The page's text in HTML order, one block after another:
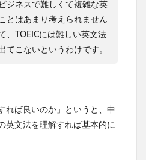
ジネスで難しくて複雑な英
とはあまり考えられません
、TOEICには難しい英文法
てこないというわけです。
れば良いのか」というと、中
英文法を理解すれば基本的に